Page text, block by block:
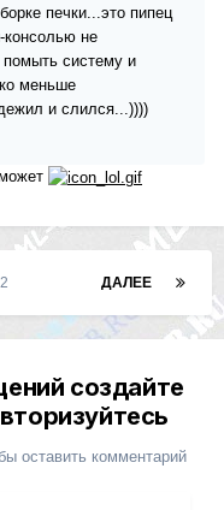
печки...это пипец
консолью не
систему и
меньше
и слился...))))
ДАЛЕЕ
создайте
оставить комментарий